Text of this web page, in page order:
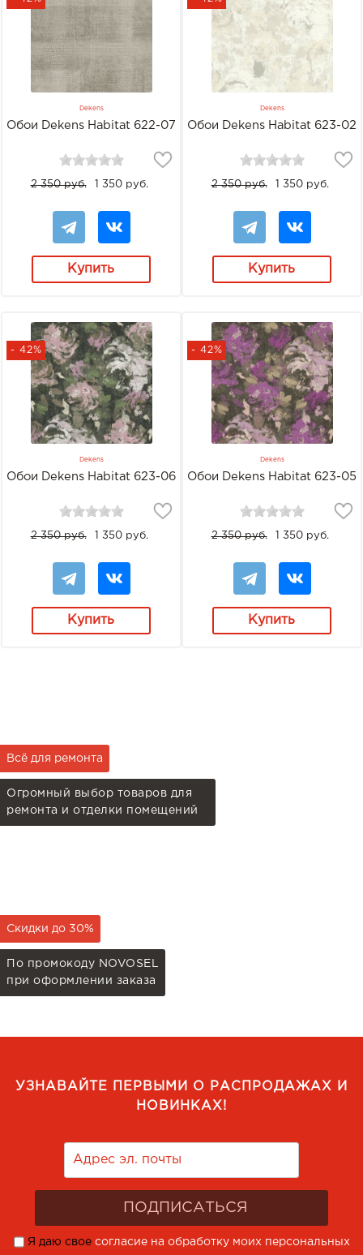
Dekens
Обои Dekens Habitat 622-07
2 350 руб. 1 350 руб.
Купить
Dekens
Обои Dekens Habitat 623-02
2 350 руб. 1 350 руб.
Купить
- 42%
Dekens
Обои Dekens Habitat 623-06
2 350 руб. 1 350 руб.
Купить
- 42%
Dekens
Обои Dekens Habitat 623-05
2 350 руб. 1 350 руб.
Купить
Всё для ремонта
Огромный выбор товаров для
ремонта и отделки помещений
Скидки до 30%
По промокоду NOVOSEL
при оформлении заказа
УЗНАВАЙТЕ ПЕРВЫМИ О РАСПРОДАЖАХ И
НОВИНКАХ!
Я даю свое согласие на обработку моих персональных